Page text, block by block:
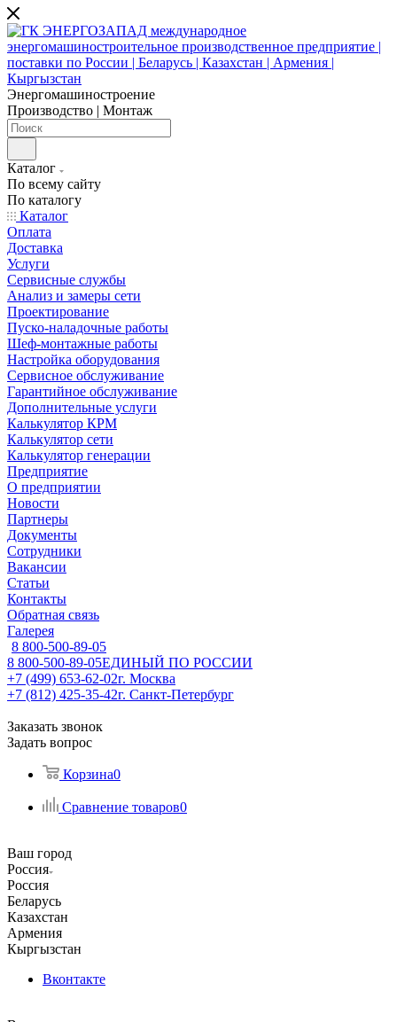
Энергомашиностроение
Производство | Монтаж
Каталог
По всему сайту
По каталогу
Каталог
Оплата
Доставка
Услуги
Сервисные службы
Анализ и замеры сети
Проектирование
Пуско-наладочные работы
Шеф-монтажные работы
Настройка оборудования
Сервисное обслуживание
Гарантийное обслуживание
Дополнительные услуги
Калькулятор КРМ
Калькулятор сети
Калькулятор генерации
Предприятие
О предприятии
Новости
Партнеры
Документы
Сотрудники
Вакансии
Статьи
Контакты
Обратная связь
Галерея
8 800-500-89-05
8 800-500-89-05ЕДИНЫЙ ПО РОССИИ
+7 (499) 653-62-02г. Москва
+7 (812) 425-35-42г. Санкт-Петербург
Заказать звонок
Задать вопрос
Корзина0
Сравнение товаров0
Ваш город
Россия
Россия
Беларусь
Казахстан
Армения
Кыргызстан
Вконтакте